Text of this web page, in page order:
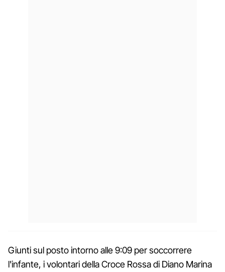
Giunti sul posto intorno alle 9:09 per soccorrere
l'infante, i volontari della Croce Rossa di Diano Marina